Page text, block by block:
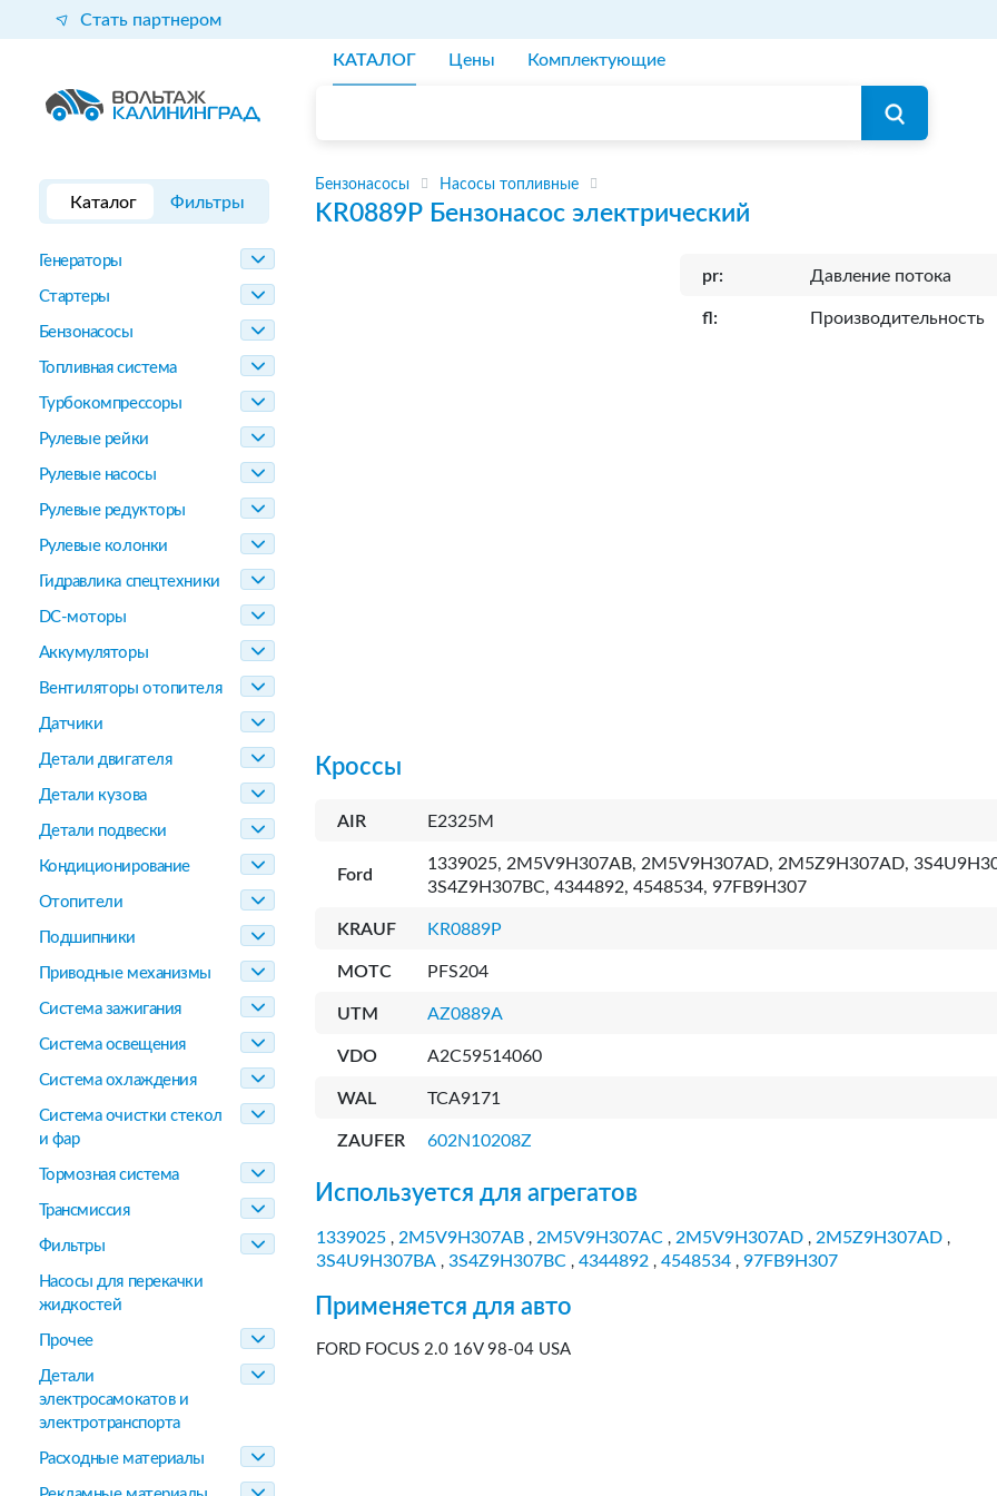
Стать партнером
КАТАЛОГ Цены Комплектующие
Каталог Фильтры
Генераторы
Стартеры
Бензонасосы
Топливная система
Турбокомпрессоры
Рулевые рейки
Рулевые насосы
Рулевые редукторы
Рулевые колонки
Гидравлика спецтехники
DC-моторы
Аккумуляторы
Вентиляторы отопителя
Датчики
Детали двигателя
Детали кузова
Детали подвески
Кондиционирование
Отопители
Подшипники
Приводные механизмы
Система зажигания
Система освещения
Система охлаждения
Система очистки стекол
и фар
Тормозная система
Трансмиссия
Фильтры
Насосы для перекачки
жидкостей
Прочее
Детали
электросамокатов и
электротранспорта
Расходные материалы
Бензонасосы Насосы топливные
KR0889P Бензонасос электрический
pr: Давление потока
fl: Производительность
Кроссы
AIR E2325M
Ford
1339025, 2M5V9H307AB, 2M5V9H307AD, 2M5Z9H307AD,
3S4Z9H307BC, 4344892, 4548534, 97FB9H307
KRAUF KR0889P
MOTC PFS204
UTM AZ0889A
VDO A2C59514060
WAL TCA9171
ZAUFER 602N10208Z
Используется для агрегатов
1339025 , 2M5V9H307AB , 2M5V9H307AC , 2M5V9H307AD , 2M5Z9H307AD ,
3S4U9H307BA , 3S4Z9H307BC , 4344892 , 4548534 , 97FB9H307
Применяется для авто
FORD FOCUS 2.0 16V 98-04 USA